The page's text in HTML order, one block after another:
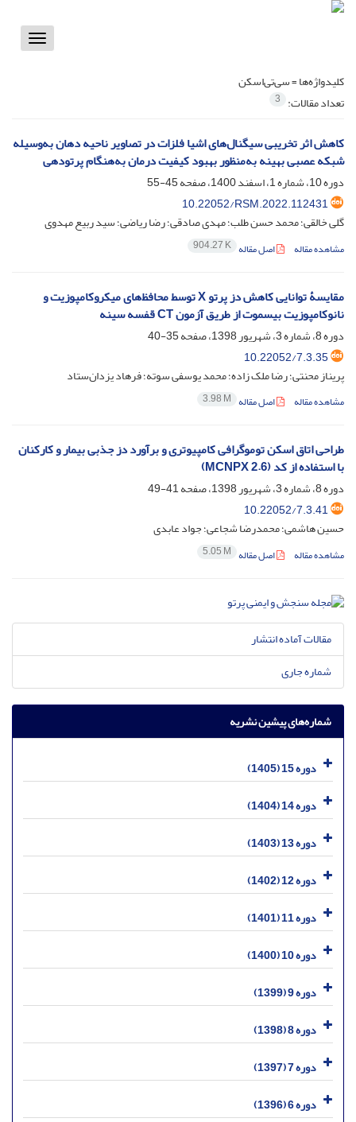
Toggle
کلیدواژه‌ها =سی‌تی‌اسکن
تعداد مقالات: 3
کاهش اثر تخریبی سیگنا‌ل‌های اشیا فلزات در تصاویر ناحیه دهان به‌وسیله
شبکه عصبی بهینه به‌منظور بهبود کیفیت درمان به‌هنگام پرتودهی
دوره 10، شماره 1، اسفند 1400، صفحه
45-55
10.22052/RSM.2022.112431
گلی خالقی؛ محمد حسن طلب؛ مهدی صادقی؛ رضا ریاضی؛ سید ربیع مهدوی
مشاهده مقاله اصل مقاله 904.27 K
مقایسۀ توانایی کاهش دز پرتو X توسط محافظ‌های میکروکامپوزیت و
نانوکامپوزیت بیسموت از طریق آزمون CT قفسه سینه
دوره 8، شماره 3، شهریور 1398، صفحه
35-40
10.22052/7.3.35
پریناز محنتی؛ رضا ملک زاده؛ محمد یوسفی سوته؛ فرهاد یزدان‌ستاد
مشاهده مقاله اصل مقاله 3.98 M
طراحی اتاق اسکن توموگرافی کامپیوتری و برآورد دز جذبی بیمار و کارکنان
با استفاده از کد (MCNPX 2.6)
دوره 8، شماره 3، شهریور 1398، صفحه
41-49
10.22052/7.3.41
حسین هاشمی؛ محمدرضا شجاعی؛ جواد عابدی
مشاهده مقاله اصل مقاله 5.05 M
مقالات آماده انتشار
شماره جاری
شماره‌های پیشین نشریه
دوره 15 (1405)
دوره 14 (1404)
دوره 13 (1403)
دوره 12 (1402)
دوره 11 (1401)
دوره 10 (1400)
دوره 9 (1399)
دوره 8 (1398)
دوره 7 (1397)
دوره 6 (1396)